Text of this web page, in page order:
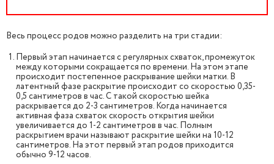
Весь процесс родов можно разделить на три стадии:
Первый этап начинается с регулярных схваток, промежуток
между которыми сокращается по времени. На этом этапе
происходит постепенное раскрывание шейки матки. В
латентный фазе раскрытие происходит со скоростью 0,35-
0,5 сантиметров в час. С такой скоростью шейка
раскрывается до 2-3 сантиметров. Когда начинается
активная фаза схваток скорость открытия шейки
увеличивается до 1-2 сантиметров в час. Полным
раскрытием врачи называют раскрытие шейки на 10-12
сантиметров. На этот первый этап родов приходится
обычно 9-12 часов.